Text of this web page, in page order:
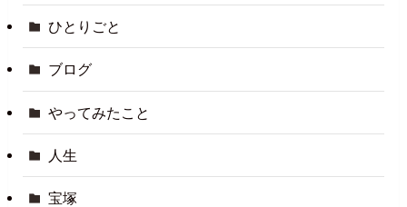
ひとりごと
ブログ
やってみたこと
人生
宝塚